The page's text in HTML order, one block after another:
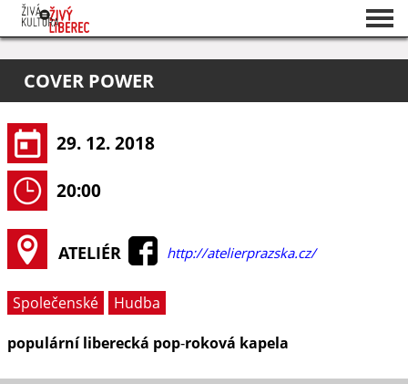
O projektu
Pořadatelé
COVER POWER
29. 12. 2018
20:00
ATELIÉR http://atelierprazska.cz/
Společenské
Hudba
populární liberecká pop‐roková kapela